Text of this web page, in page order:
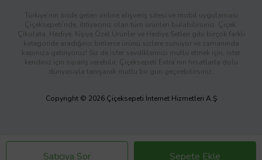
Satıcıya Sor Sepete Ekle
Türkiye’nin önde gelen online alışveriş sitesi ve mobil uygulaması
Çiçeksepeti’nde, ihtiyacınız olan tüm ürünleri bulabilirsiniz. Çiçek,
Çikolata, Hediye, Kişiye Özel Ürünler ve Hediye Setleri gibi birçok farklı
kategoride aradığınız binlerce ürünü sizlere sunuyor ve zamanında
kapınıza getiriyoruz! Siz de ister sevdiklerinizi mutlu etmek için, ister
kendiniz için sipariş verebilir; Çiçeksepeti Extra’nın fırsatlarla dolu
dünyasıyla tanışarak mutlu bir gün geçirebilirsiniz.
Copyright © 2026 Çiçeksepeti İnternet Hizmetleri A.Ş